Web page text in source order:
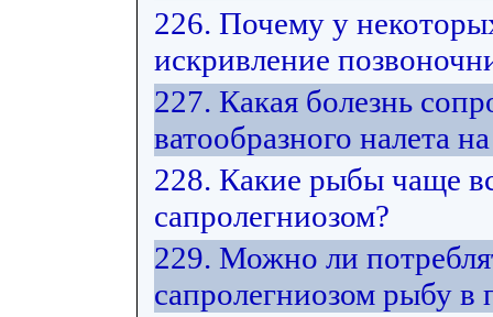
226. Почему у
искривление
227. Какая болезнь
ватообразного налета
228. Какие рыбы чаще
сапролегниозом?
229. Можно ли
сапролегниозом рыбу в